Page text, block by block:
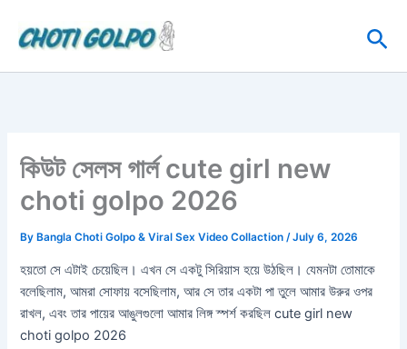
content
কিউট সেলস গার্ল cute girl new
choti golpo 2026
By Bangla Choti Golpo & Viral Sex Video Collaction/July 6, 2026
হয়তো সে এটাই চেয়েছিল। এখন সে একটু সিরিয়াস হয়ে উঠছিল। যেমনটা তোমাকে
বলেছিলাম, আমরা সোফায় বসেছিলাম, আর সে তার একটা পা তুলে আমার উরুর ওপর
রাখল, এবং তার পায়ের আঙুলগুলো আমার লিঙ্গ স্পর্শ করছিল cute girl new
choti golpo 2026